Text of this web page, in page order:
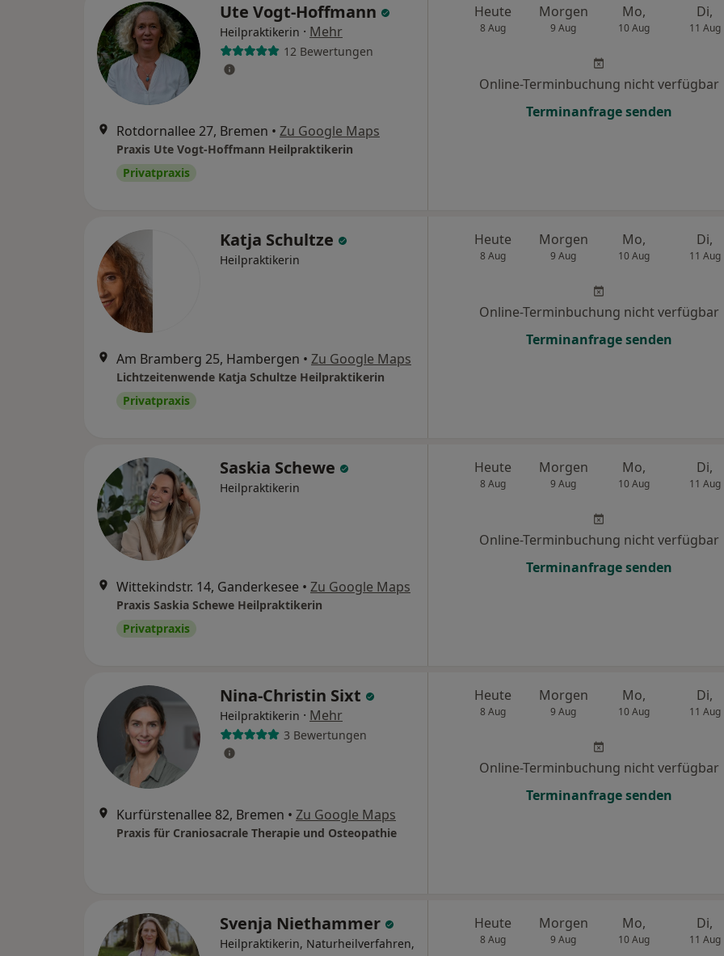
Ute Vogt-Hoffmann
Heilpraktikerin · Mehr
12 Bewertungen
Rotdornallee 27, Bremen • Zu Google Maps
Praxis Ute Vogt-Hoffmann Heilpraktikerin
Privatpraxis
Heute
8 Aug
Morgen
9 Aug
Mo,
10 Aug
Di,
11 Aug
Online-Terminbuchung nicht verfügbar
Terminanfrage senden
Katja Schultze
Heilpraktikerin
Am Bramberg 25, Hambergen • Zu Google Maps
Lichtzeitenwende Katja Schultze Heilpraktikerin
Privatpraxis
Heute
8 Aug
Morgen
9 Aug
Mo,
10 Aug
Di,
11 Aug
Online-Terminbuchung nicht verfügbar
Terminanfrage senden
Saskia Schewe
Heilpraktikerin
Wittekindstr. 14, Ganderkesee • Zu Google Maps
Praxis Saskia Schewe Heilpraktikerin
Privatpraxis
Heute
8 Aug
Morgen
9 Aug
Mo,
10 Aug
Di,
11 Aug
Online-Terminbuchung nicht verfügbar
Terminanfrage senden
Nina-Christin Sixt
Heilpraktikerin · Mehr
3 Bewertungen
Kurfürstenallee 82, Bremen • Zu Google Maps
Praxis für Craniosacrale Therapie und Osteopathie
Heute
8 Aug
Morgen
9 Aug
Mo,
10 Aug
Di,
11 Aug
Online-Terminbuchung nicht verfügbar
Terminanfrage senden
Svenja Niethammer
Heilpraktikerin, Naturheilverfahren,
Heute
8 Aug
Morgen
9 Aug
Mo,
10 Aug
Di,
11 Aug